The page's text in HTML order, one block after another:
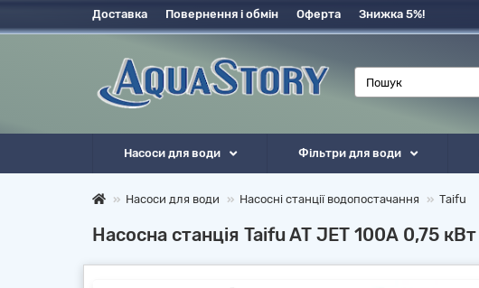
Доставка Повернення і обмін Оферта Знижка 5%!
Насоси для води Фільтри для води
Насоси для води Насосні станції водопостачання Taifu
Насосна станція Taifu AT JET 100А 0,75 кВт